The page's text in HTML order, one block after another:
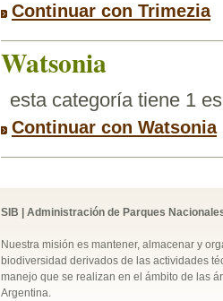
Continuar con Trimezia
Watsonia
esta categoría tiene 1
Continuar con Watsonia
SIB | Administración de Parques
Nuestra misión es mantener, almacenar y
biodiversidad derivados de las actividades
manejo que se realizan en el ámbito de las
Argentina.